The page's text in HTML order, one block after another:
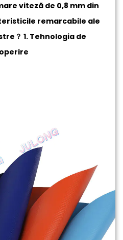
viteză de 0,8 mm din
remarcabile ale
？ 1. Tehnologia de